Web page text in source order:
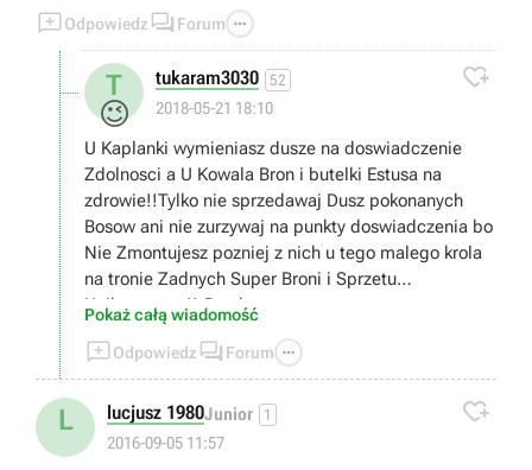
Odpowiedz  Forum 
T
😉
tukaram3030 52
2018-05-21 18:10

U Kaplanki wymieniasz dusze na doswiadczenie
Zdolnosci a U Kowala Bron i butelki Estusa na
zdrowie!!Tylko nie sprzedawaj Dusz pokonanych
Bosow ani nie zurzywaj na punkty doswiadczenia bo
Nie Zmontujesz pozniej z nich u tego malego krola
na tronie Zadnych Super Broni i Sprzetu
Unikatowego!!-Pozdro
Pokaż całą wiadomość
Odpowiedz  Forum 
L lucjusz 1980Junior 1
2016-09-05 11:57
